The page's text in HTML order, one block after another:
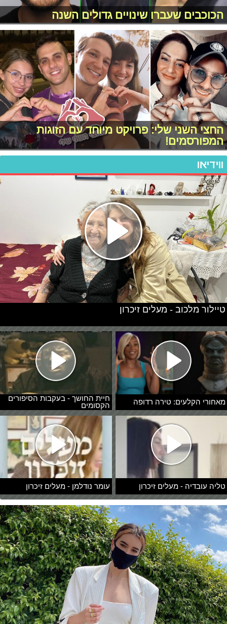
הכוכבים שעברו שינויים גדולים השנה
החצי השני שלי: פרויקט מיוחד עם הזוגות
המפורסמים!
ווידיאו
מאחורי הקלעים: טירה רדופה
חיית החושך - בעקבות הסיפורים
הקסומים
טליה עובדיה - מעלים זיכרון עומר נודלמן - מעלים זיכרון
טיילור מלכוב - מעלים זיכרון